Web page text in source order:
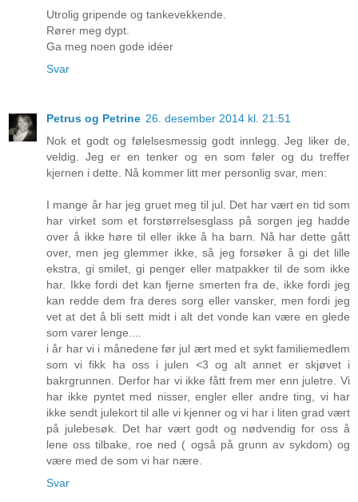
Utrolig gripende og tankevekkende.
Rører meg dypt.
Ga meg noen gode idéer
Svar
Petrus og Petrine 26. desember 2014 kl. 21:51
Nok et godt og følelsesmessig godt innlegg. Jeg liker de,
veldig. Jeg er en tenker og en som føler og du treffer
kjernen i dette. Nå kommer litt mer personlig svar, men:
I mange år har jeg gruet meg til jul. Det har vært en tid som
har virket som et forstørrelsesglass på sorgen jeg hadde
over å ikke høre til eller ikke å ha barn. Nå har dette gått
over, men jeg glemmer ikke, så jeg forsøker å gi det lille
ekstra, gi smilet, gi penger eller matpakker til de som ikke
har. Ikke fordi det kan fjerne smerten fra de, ikke fordi jeg
kan redde dem fra deres sorg eller vansker, men fordi jeg
vet at det å bli sett midt i alt det vonde kan være en glede
som varer lenge....
i år har vi i månedene før jul ært med et sykt familiemedlem
som vi fikk ha oss i julen <3 og alt annet er skjøvet i
bakrgrunnen. Derfor har vi ikke fått frem mer enn juletre. Vi
har ikke pyntet med nisser, engler eller andre ting, vi har
ikke sendt julekort til alle vi kjenner og vi har i liten grad vært
på julebesøk. Det har vært godt og nødvendig for oss å
lene oss tilbake, roe ned ( også på grunn av sykdom) og
være med de som vi har nære.
Svar